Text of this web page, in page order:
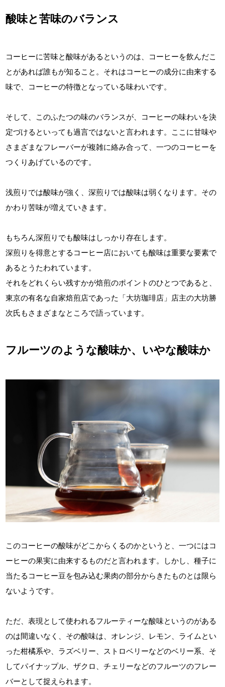
酸味と苦味のバランス
コーヒーに苦味と酸味があるというのは、コーヒーを飲んだこ
とがあれば誰もが知ること。それはコーヒーの成分に由来する
味で、コーヒーの特徴となっている味わいです。
そして、このふたつの味のバランスが、コーヒーの味わいを決
定づけるといっても過言ではないと言われます。ここに甘味や
さまざまなフレーバーが複雑に絡み合って、一つのコーヒーを
つくりあげているのです。
浅煎りでは酸味が強く、深煎りでは酸味は弱くなります。その
かわり苦味が増えていきます。
もちろん深煎りでも酸味はしっかり存在します。
深煎りを得意とするコーヒー店においても酸味は重要な要素で
あるとうたわれています。
それをどれくらい残すかが焙煎のポイントのひとつであると、
東京の有名な自家焙煎店であった「大坊珈琲店」店主の大坊勝
次氏もさまざまなところで語っています。
フルーツのような酸味か、いやな酸味か
このコーヒーの酸味がどこからくるのかというと、一つにはコ
ーヒーの果実に由来するものだと言われます。しかし、種子に
当たるコーヒー豆を包み込む果肉の部分からきたものとは限ら
ないようです。
ただ、表現として使われるフルーティーな酸味というのがある
のは間違いなく、その酸味は、オレンジ、レモン、ライムとい
った柑橘系や、ラズベリー、ストロベリーなどのベリー系、そ
してパイナップル、ザクロ、チェリーなどのフルーツのフレー
バーとして捉えられます。